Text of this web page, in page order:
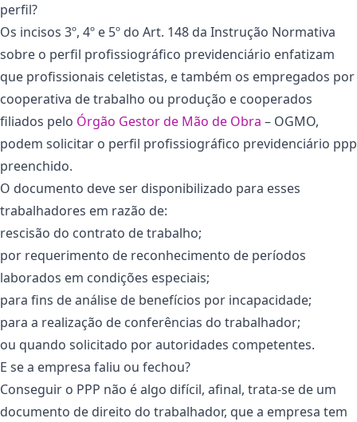
perfil?
Os incisos 3º, 4º e 5º do Art. 148 da Instrução Normativa
sobre o perfil profissiográfico previdenciário enfatizam
que profissionais celetistas, e também os empregados por
cooperativa de trabalho ou produção e cooperados
filiados pelo Órgão Gestor de Mão de Obra – OGMO,
podem solicitar o perfil profissiográfico previdenciário ppp
preenchido.
O documento deve ser disponibilizado para esses
trabalhadores em razão de:
rescisão do contrato de trabalho;
por requerimento de reconhecimento de períodos
laborados em condições especiais;
para fins de análise de benefícios por incapacidade;
para a realização de conferências do trabalhador;
ou quando solicitado por autoridades competentes.
E se a empresa faliu ou fechou?
Conseguir o PPP não é algo difícil, afinal, trata-se de um
documento de direito do trabalhador, que a empresa tem